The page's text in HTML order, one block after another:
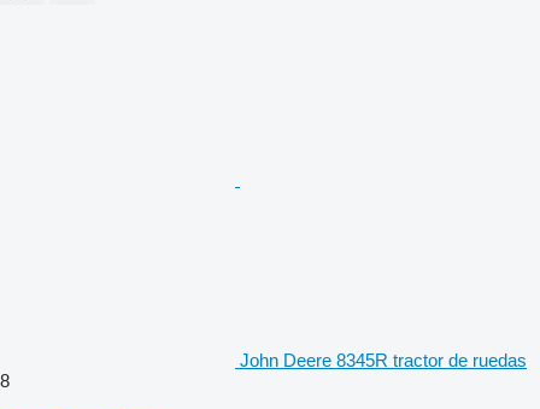
John Deere 8345R tractor de ruedas
8